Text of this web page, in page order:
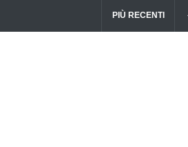
PIÙ RECENTI
Dominika Zamara: Polish Singers'